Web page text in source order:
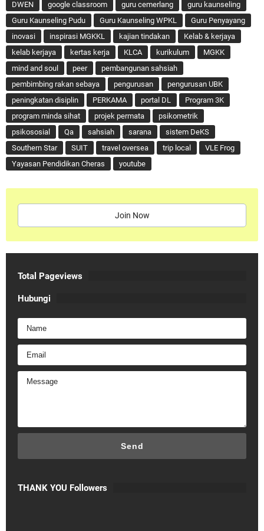
DWEN
google classroom guru cemerlang
guru kaunseling
Guru Kaunseling Pudu
Guru Kaunseling WPKL
Guru Penyayang
inovasi
inspirasi MGKKL kajian tindakan
Kelab & kerjaya
kelab kerjaya
kertas kerja KLCA kurikulum
MGKK
mind and soul
peer
pembangunan sahsiah
pembimbing rakan sebaya
pengurusan
pengurusan UBK
peningkatan disiplin
PERKAMA portal DL
Program 3K
program minda sihat
projek permata
psikometrik
psikososial
Qa sahsiah sarana
sistem DeKS
Southern Star
SUIT travel oversea trip local
VLE Frog
Yayasan Pendidikan Cheras
youtube
Join Now
Total Pageviews
Hubungi
THANK YOU Followers